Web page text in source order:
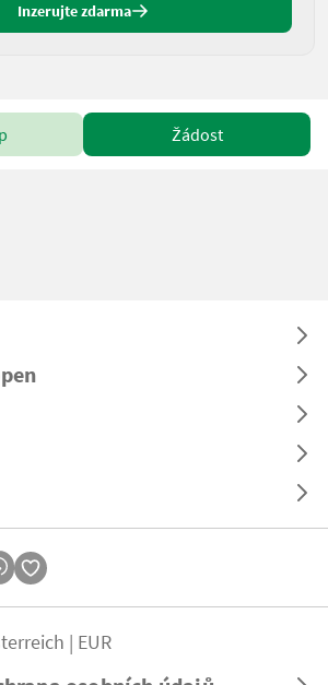
Inzerujte zdarma
Žádost
| EUR